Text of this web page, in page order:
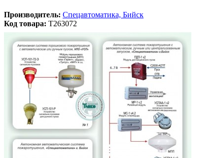
Производитель: Спецавтоматика, Бийск
Код товара: T263072